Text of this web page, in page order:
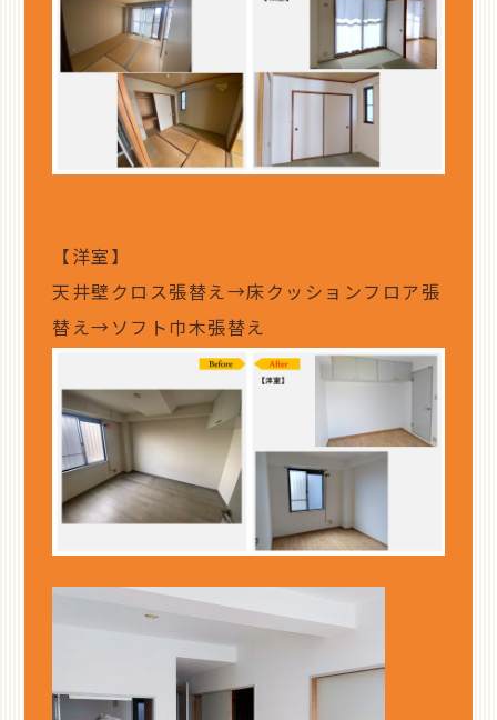
【洋室】
天井壁クロス張替え→床クッションフロア張
替え→ソフト巾木張替え